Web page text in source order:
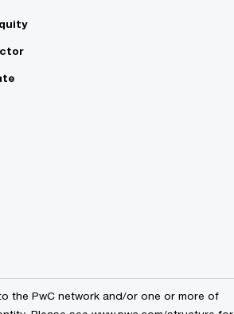
the PwC network and/or one or more of